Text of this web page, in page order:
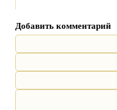
Добавить комментарий